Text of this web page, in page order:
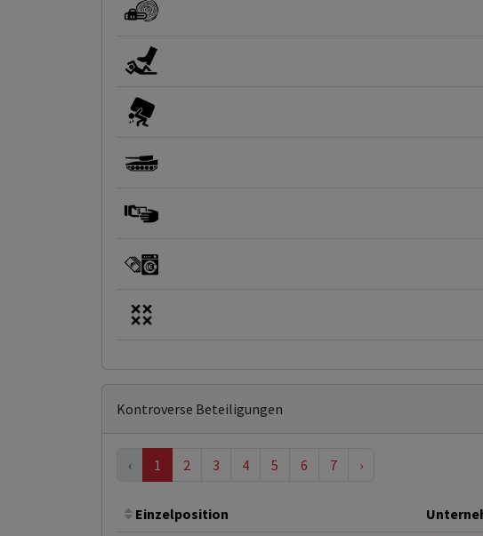
Kontroverse Beteiligungen
‹ 1 2 3 4 5 6 7 ›
Einzelposition